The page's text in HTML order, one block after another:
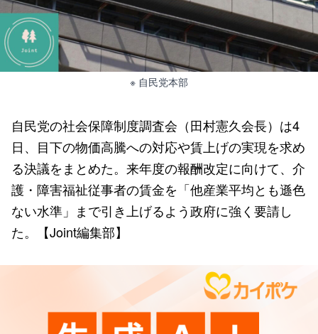
※ 自民党本部
自民党の社会保障制度調査会（田村憲久会長）は4
日、目下の物価高騰への対応や賃上げの実現を求め
る決議をまとめた。来年度の報酬改定に向けて、介
護・障害福祉従事者の賃金を「他産業平均とも遜色
ない水準」まで引き上げるよう政府に強く要請し
た。【Joint編集部】